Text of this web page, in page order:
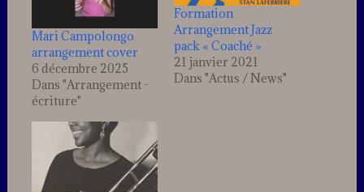
Mari Campolongo
arrangement cover
6 décembre 2025
Dans "Arrangement -
écriture"
Formation
Arrangement Jazz
pack « Coaché »
21 janvier 2021
Dans "Actus / News"